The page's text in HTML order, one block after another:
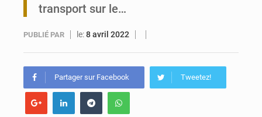
transport sur le…
PUBLIÉ PAR le:8 avril 2022
Partager sur Facebook Tweetez!